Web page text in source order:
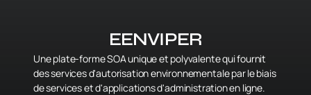
EENVIPER
Une plate-forme SOA unique et polyvalente qui fournit
des services d'autorisation environnementale par le biais
de services et d'applications d'administration en ligne.